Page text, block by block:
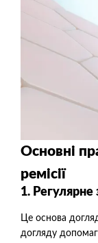
Основні
ремісії
1.
Це основа
догляду